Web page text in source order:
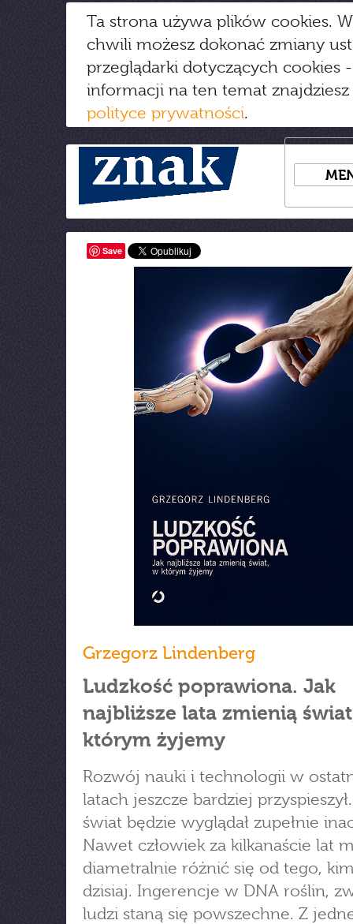
Ta strona używa plików cookies.
chwili możesz dokonać zmiany
przeglądarki dotyczących cookies
informacji na ten temat
polityce prywatności.
Save
Grzegorz Lindenberg
Ludzkość poprawiona. Jak
najbliższe lata zmienią
którym żyjemy
Rozwój nauki i technologii w
latach jeszcze bardziej
świat będzie wyglądał zupełnie
Nawet człowiek za kilkanaście lat
diametralnie różnić się od tego,
dzisiaj. Ingerencje w DNA roślin,
ludzi staną się powszechne. Z